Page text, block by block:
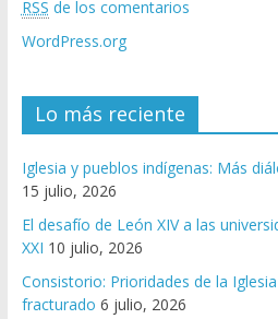
RSS de los comentarios
WordPress.org
Lo más reciente
Iglesia y pueblos indígenas: Más
15 julio, 2026
El desafío de León XIV a las
XXI 10 julio, 2026
Consistorio: Prioridades de la
fracturado 6 julio, 2026